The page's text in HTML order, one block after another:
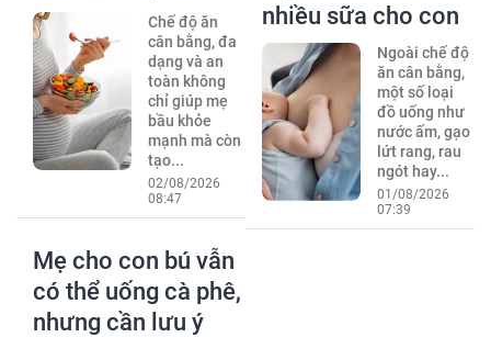
Chế độ ăn
cân bằng, đa
dạng và an
toàn không
chỉ giúp mẹ
bầu khỏe
mạnh mà còn
tạo...
02/08/2026
08:47
nhiều sữa cho con
Ngoài chế độ
ăn cân bằng,
một số loại
đồ uống như
nước ấm, gạo
lứt rang, rau
ngót hay...
01/08/2026
07:39
Mẹ cho con bú vẫn
có thể uống cà phê,
nhưng cần lưu ý